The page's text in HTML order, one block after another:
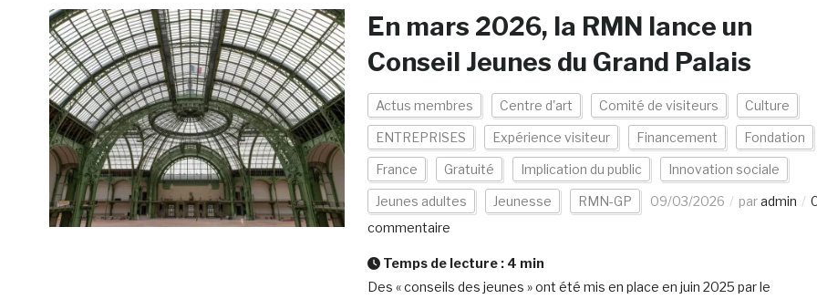
En mars 2026, la RMN lance un
Conseil Jeunes du Grand Palais
Actus membres Centre d'art Comité de visiteurs Culture
ENTREPRISES Expérience visiteur Financement Fondation
France Gratuité Implication du public Innovation sociale
Jeunes adultes Jeunesse RMN-GP 09/03/2026 paradmin
commentaire
Temps de lecture : 4 min
Des « conseils des jeunes » ont été mis en place en juin 2025 par le